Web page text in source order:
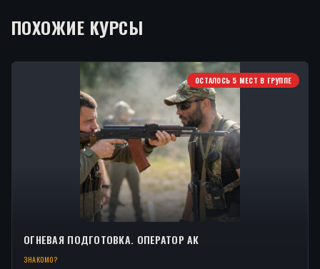
ПОХОЖИЕ КУРСЫ
ОСТАЛОСЬ 5 МЕСТ В ГРУППЕ
ОГНЕВАЯ ПОДГОТОВКА. ОПЕРАТОР АК
ЗНАКОМО?